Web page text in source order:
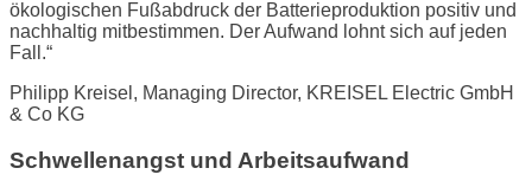
ökologischen Fußabdruck der Batterieproduktion positiv und
nachhaltig mitbestimmen. Der Aufwand lohnt sich auf jeden
Fall.“
Philipp Kreisel, Managing Director, KREISEL Electric GmbH
& Co KG
Schwellenangst und Arbeitsaufwand